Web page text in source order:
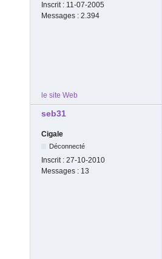
Inscrit : 11-07-2005
Messages : 2.394
le site Web
seb31
Cigale
Déconnecté
Inscrit : 27-10-2010
Messages : 13